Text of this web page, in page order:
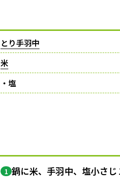
とり手羽中
米
・塩
1 鍋に米、手羽中、塩小さ